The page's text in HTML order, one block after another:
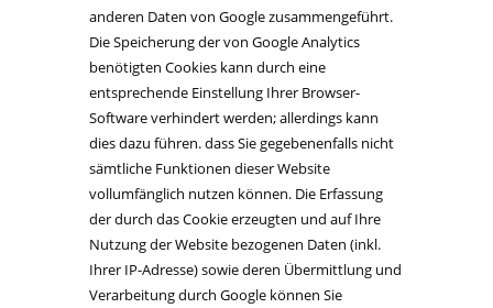
anderen Daten von Google zusammengeführt.
Die Speicherung der von Google Analytics
benötigten Cookies kann durch eine
entsprechende Einstellung Ihrer Browser-
Software verhindert werden; allerdings kann
dies dazu führen. dass Sie gegebenenfalls nicht
sämtliche Funktionen dieser Website
vollumfänglich nutzen können. Die Erfassung
der durch das Cookie erzeugten und auf Ihre
Nutzung der Website bezogenen Daten (inkl.
Ihrer IP-Adresse) sowie deren Übermittlung und
Verarbeitung durch Google können Sie